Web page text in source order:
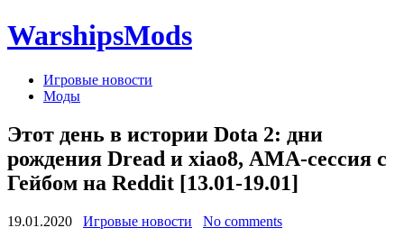
WarshipsMods
Игровые новости
Моды
Этот день в истории Dota 2: дни
рождения Dread и xiao8, АМА-сессия с
Гейбом на Reddit [13.01-19.01]
19.01.2020 Игровые новости
No comments